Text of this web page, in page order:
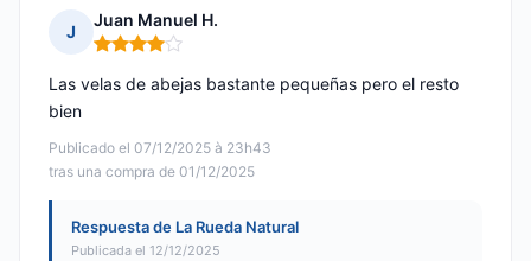
J
Juan Manuel H.
Nota: 4 de 5
Publicado el 07/12/2025 à 23h43
tras una compra de 01/12/2025
Las velas de abejas bastante pequeñas pero el resto
bien
Respuesta de La Rueda Natural
Publicada el 12/12/2025